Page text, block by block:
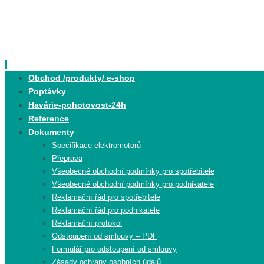
content
Obchod /produkty/ e-shop
Poptávky
Havárie-pohotovost-24h
Reference
Dokumenty
Specifikace elektromotorů
Přeprava
Všeobecné obchodní podmínky pro spotřebitele
Všeobecné obchodní podmínky pro podnikatele
Reklamační řád pro spotřebitele
Reklamační řád pro podnikatele
Reklamační protokol
Odstoupení od smlouvy – PDF
Formulář pro odstoupení od smlouvy
Zásady ochrany osobních údajů